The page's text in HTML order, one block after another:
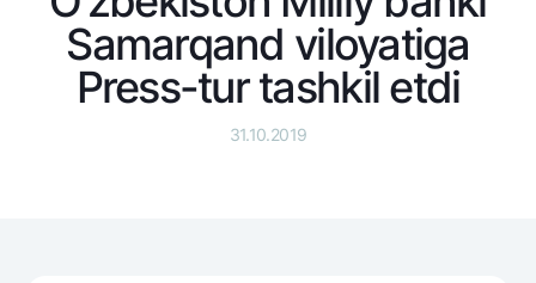
Mikroqarz
Ta’lim krеditi
Overdraft
Hamma uchun
Jozibali
Vozmojno vse
Talab qilib olinguncha
Kartalar
Bepul
Premial
Pul oʻtkazmalari
Samarqand viloyatiga
Press-tur tashkil etdi
31.10.2019